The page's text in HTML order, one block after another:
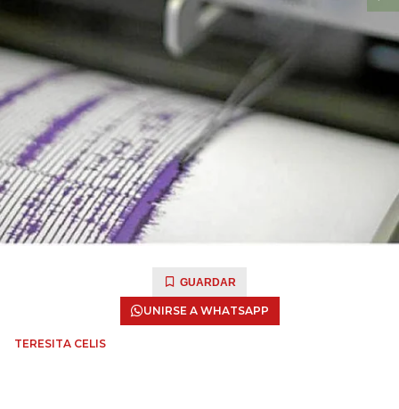
GUARDAR
UNIRSE A WHATSAPP
TERESITA CELIS